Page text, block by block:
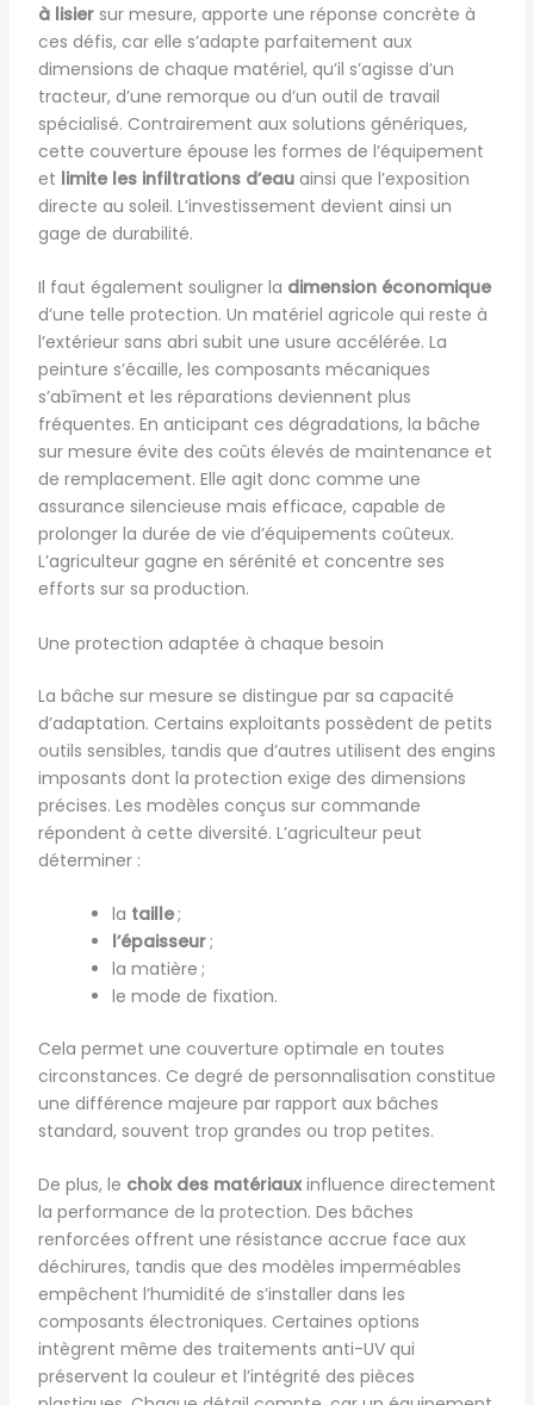
à lisiersur mesure, apporte une réponse concrète à
ces défis, car elle s’adapte parfaitement aux
dimensions de chaque matériel, qu’il s’agisse d’un
tracteur, d’une remorque ou d’un outil de travail
spécialisé. Contrairement aux solutions génériques,
cette couverture épouse les formes de l’équipement
et limite les infiltrations d’eauainsi que l’exposition
directe au soleil. L’investissement devient ainsi un
gage de durabilité.
Il faut également souligner la dimension économique
d’une telle protection. Un matériel agricole qui reste à
l’extérieur sans abri subit une usure accélérée. La
peinture s’écaille, les composants mécaniques
s’abîment et les réparations deviennent plus
fréquentes. En anticipant ces dégradations, la bâche
sur mesure évite des coûts élevés de maintenance et
de remplacement. Elle agit donc comme une
assurance silencieuse mais efficace, capable de
prolonger la durée de vie d’équipements coûteux.
L’agriculteur gagne en sérénité et concentre ses
efforts sur sa production.
Une protection adaptée à chaque besoin
La bâche sur mesure se distingue par sa capacité
d’adaptation. Certains exploitants possèdent de petits
outils sensibles, tandis que d’autres utilisent des engins
imposants dont la protection exige des dimensions
précises. Les modèles conçus sur commande
répondent à cette diversité. L’agriculteur peut
déterminer :
la taille;
l’épaisseur;
la matière ;
le mode de fixation.
Cela permet une couverture optimale en toutes
circonstances. Ce degré de personnalisation constitue
une différence majeure par rapport aux bâches
standard, souvent trop grandes ou trop petites.
De plus, le choix des matériauxinfluence directement
la performance de la protection. Des bâches
renforcées offrent une résistance accrue face aux
déchirures, tandis que des modèles imperméables
empêchent l’humidité de s’installer dans les
composants électroniques. Certaines options
intègrent même des traitements anti-UV qui
préservent la couleur et l’intégrité des pièces